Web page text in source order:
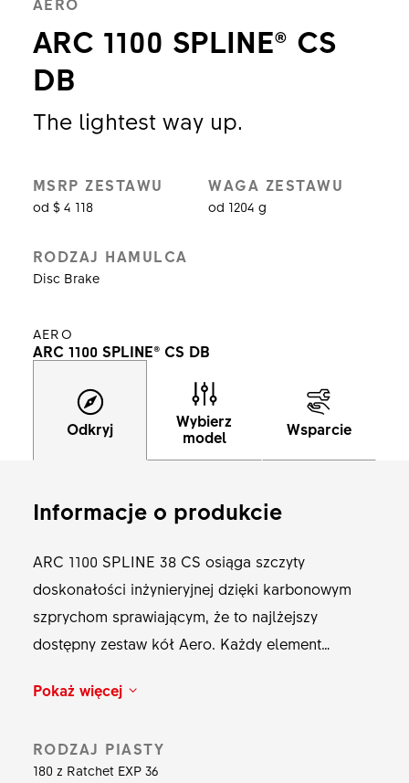
ARC 1100 SPLINE® CS
DB
The lightest way up.
MSRP ZESTAWU
od $ 4 118
WAGA ZESTAWU
od 1204 g
RODZAJ HAMULCA
Disc Brake
AERO
ARC 1100 SPLINE® CS DB
Odkryj
Wybierz
model
Wsparcie
Informacje o produkcie
ARC 1100 SPLINE 38 CS osiąga szczyty
doskonałości inżynieryjnej dzięki karbonowym
szprychom sprawiającym, że to najlżejszy
dostępny zestaw kół Aero. Każdy element
wagi bez ograniczania osiągów. Udoskonalone
umożliwiając pokonywanie kolejnych podjazdów.
Pokaż więcej
RODZAJ PIASTY
180 z Ratchet EXP 36